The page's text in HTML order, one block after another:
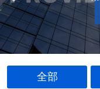
全部